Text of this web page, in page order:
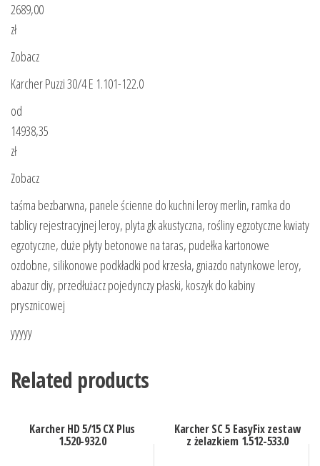
2689,00
zł
Zobacz
Karcher Puzzi 30/4 E 1.101-122.0
od
14938,35
zł
Zobacz
taśma bezbarwna, panele ścienne do kuchni leroy merlin, ramka do
tablicy rejestracyjnej leroy, plyta gk akustyczna, rośliny egzotyczne kwiaty
egzotyczne, duże płyty betonowe na taras, pudełka kartonowe
ozdobne, silikonowe podkładki pod krzesła, gniazdo natynkowe leroy,
abazur diy, przedłużacz pojedynczy płaski, koszyk do kabiny
prysznicowej
yyyyy
Related products
Karcher HD 5/15 CX Plus
1.520-932.0
Karcher SC 5 EasyFix zestaw
z żelazkiem 1.512-533.0